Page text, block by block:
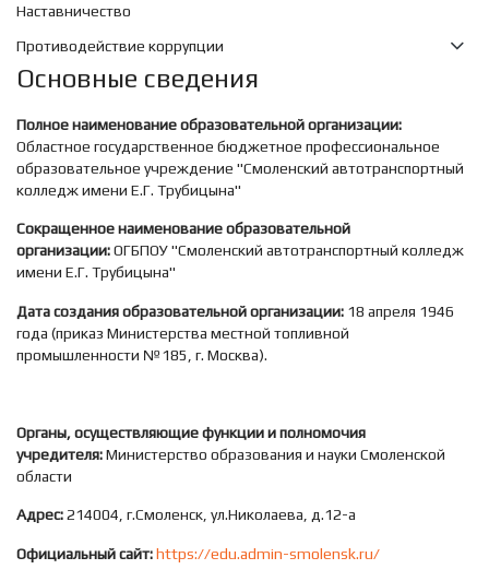
Наставничество
Противодействие коррупции
Основные сведения
Полное наименование образовательной организации:
Областное государственное бюджетное профессиональное
образовательное учреждение "Смоленский автотранспортный
колледж имени Е.Г. Трубицына"
Сокращенное наименование образовательной
организации:ОГБПОУ "Смоленский автотранспортный колледж
имени Е.Г. Трубицына"
Дата создания образовательной организации: 18 апреля 1946
года (приказ Министерства местной топливной
промышленности №185, г. Москва).
Органы, осуществляющие функции и полномочия
учредителя:Министерство образования и науки Смоленской
области
Адрес:214004, г.Смоленск, ул.Николаева, д.12-а
Официальный сайт:https://edu.admin-smolensk.ru/